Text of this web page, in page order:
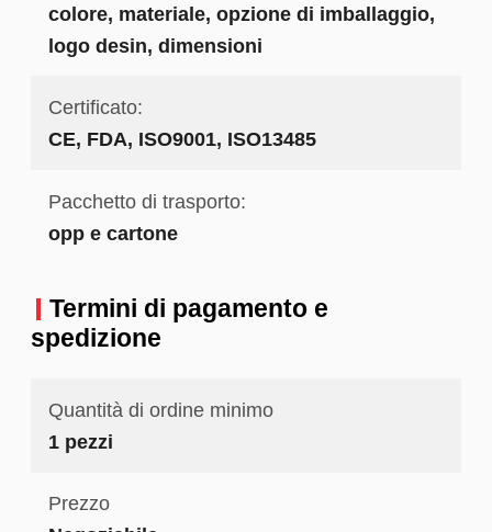
colore, materiale, opzione di imballaggio,
logo desin, dimensioni
Certificato:
CE, FDA, ISO9001, ISO13485
Pacchetto di trasporto:
opp e cartone
Termini di pagamento e
spedizione
Quantità di ordine minimo
1 pezzi
Prezzo